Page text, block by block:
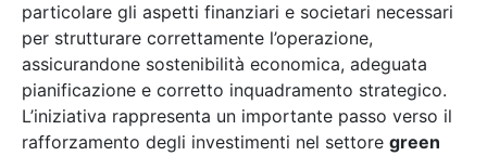
particolare gli aspetti finanziari e societari necessari
per strutturare correttamente l’operazione,
assicurandone sostenibilità economica, adeguata
pianificazione e corretto inquadramento strategico.
L’iniziativa rappresenta un importante passo verso il
rafforzamento degli investimenti nel settore green